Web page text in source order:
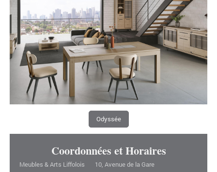
Odyssée
Coordonnées et Horaires
Meubles & Arts Liffolois 10, Avenue de la Gare